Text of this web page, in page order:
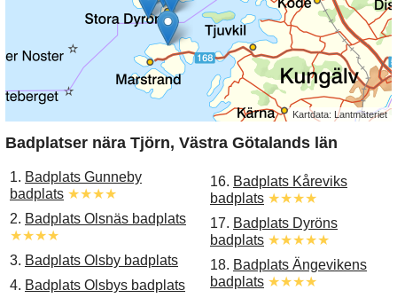
Kartdata: Lantmäteriet
Badplatser nära Tjörn, Västra Götalands län
1. Badplats Gunneby
badplats ★★★★
2. Badplats Olsnäs badplats
★★★★
3. Badplats Olsby badplats
4. Badplats Olsbys badplats
16. Badplats Kåreviks
badplats ★★★★
17. Badplats Dyröns
badplats ★★★★★
18. Badplats Ängevikens
badplats ★★★★